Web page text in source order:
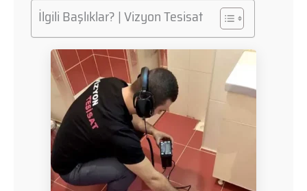
İlgili Başlıklar? | Vizyon Tesisat